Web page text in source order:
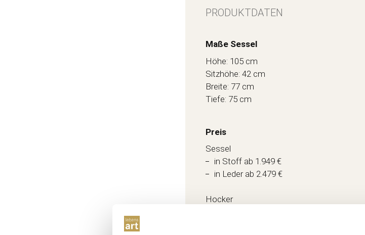
PRODUKTDATEN
Maße Sessel
Höhe: 105 cm
Sitzhöhe: 42 cm
Breite: 77 cm
Tiefe: 75 cm
Preis
Sessel
in Stoff ab 1.949 €
in Leder ab 2.479 €
Hocker